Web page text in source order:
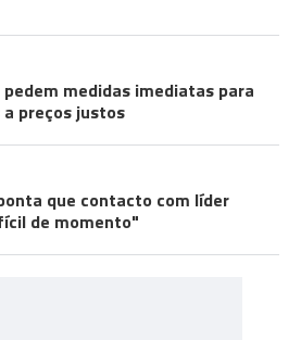
medidas imediatas para
preços justos
que contacto com líder
de momento"